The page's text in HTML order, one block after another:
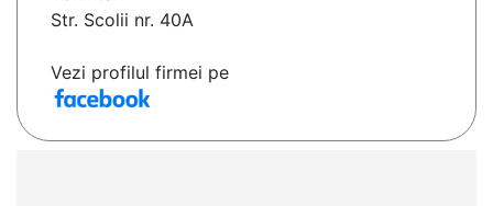
Str. Scolii nr. 40A
Vezi profilul firmei pe